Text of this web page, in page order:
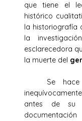
que tiene el
histórico
la historiografía
la
esclarecedora
la muerte del
Se hace
antes de su